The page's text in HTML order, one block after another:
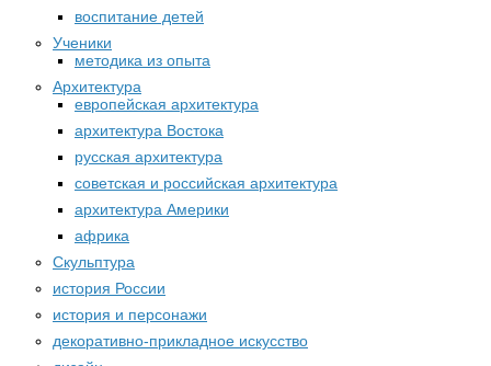
воспитание детей
Ученики
методика из опыта
Архитектура
европейская архитектура
архитектура Востока
русская архитектура
советская и российская архитектура
архитектура Америки
африка
Скульптура
история России
история и персонажи
декоративно-прикладное искусство